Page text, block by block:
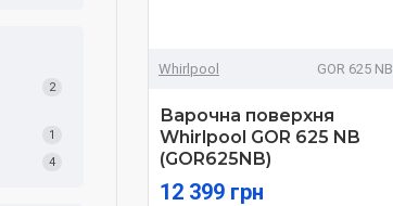
2
1
4
Whirlpool GOR 625 NB
Варочна поверхня
Whirlpool GOR 625 NB
(GOR625NB)
12 399 грн